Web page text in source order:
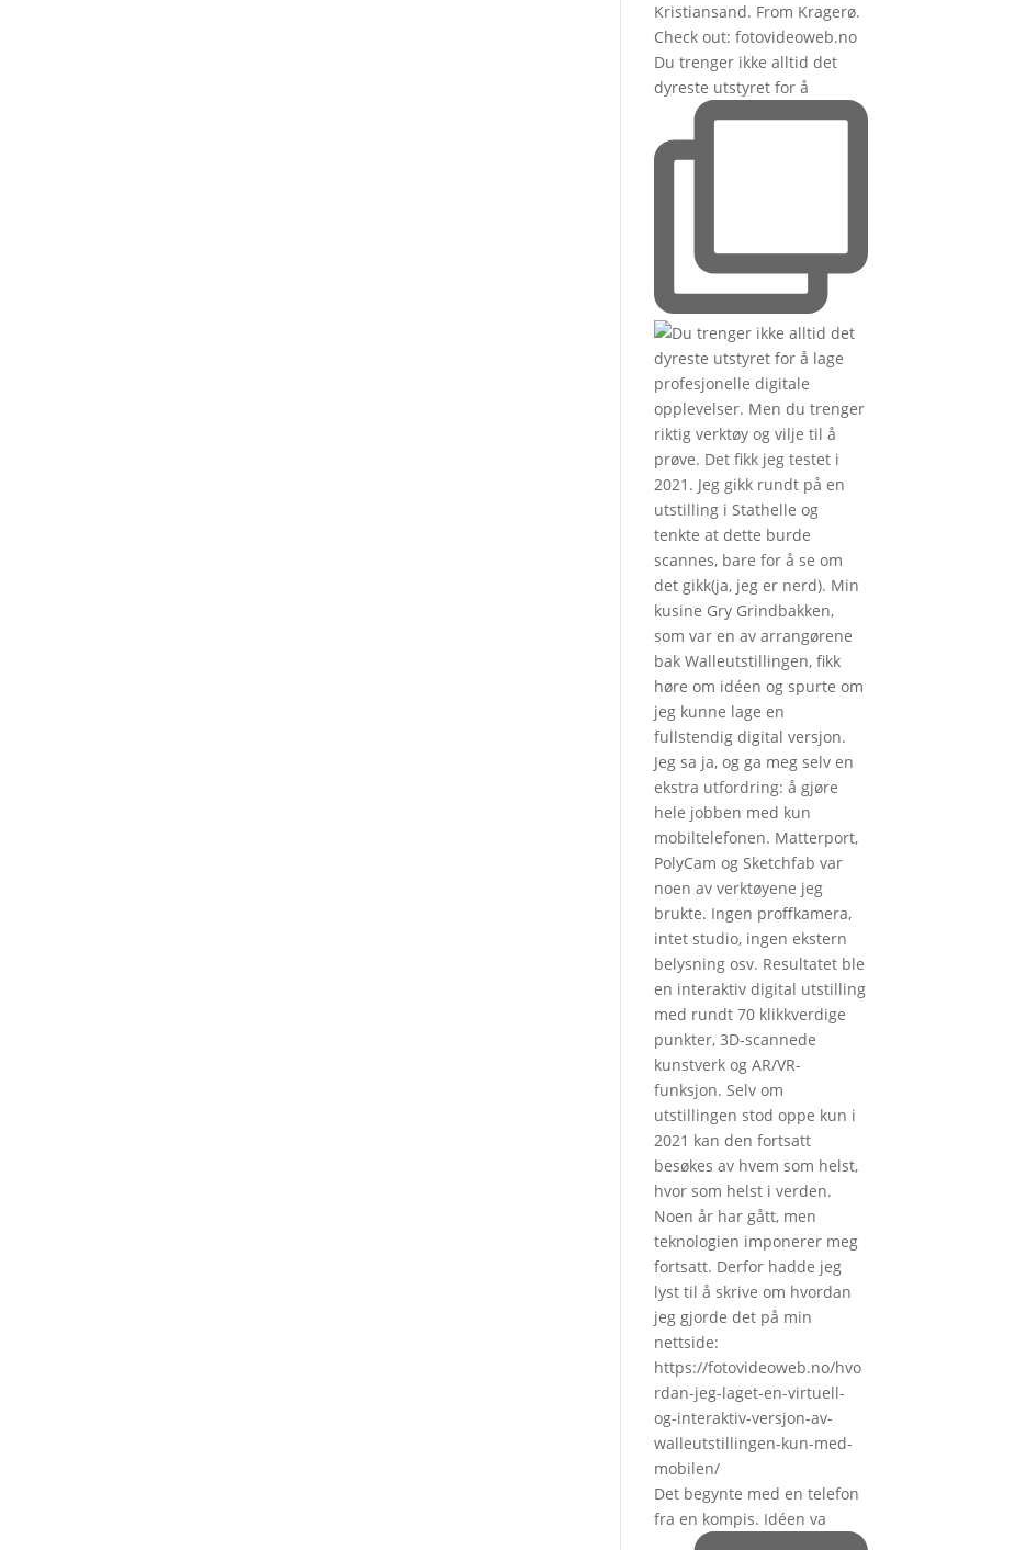
Kristiansand. From Kragerø.
Check out: fotovideoweb.no
Du trenger ikke alltid det
dyreste utstyret for å
Det begynte med en telefon
fra en kompis. Idéen va